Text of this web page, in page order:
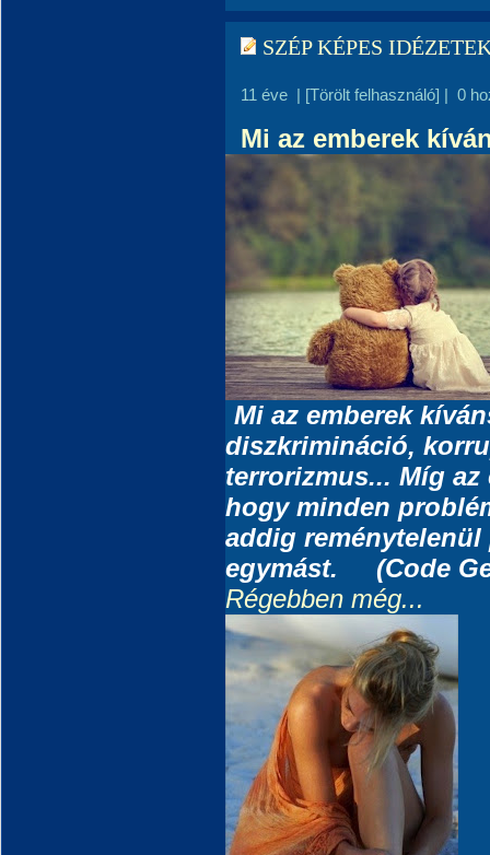
SZÉP KÉPES
11 éve | [Törölt felhasználó] | 0
Mi az emberek
Mi az emberek
diszkrimináció,
terrorizmus... Míg az
hogy minden
addig
egymást.
(Code
Régebben még...